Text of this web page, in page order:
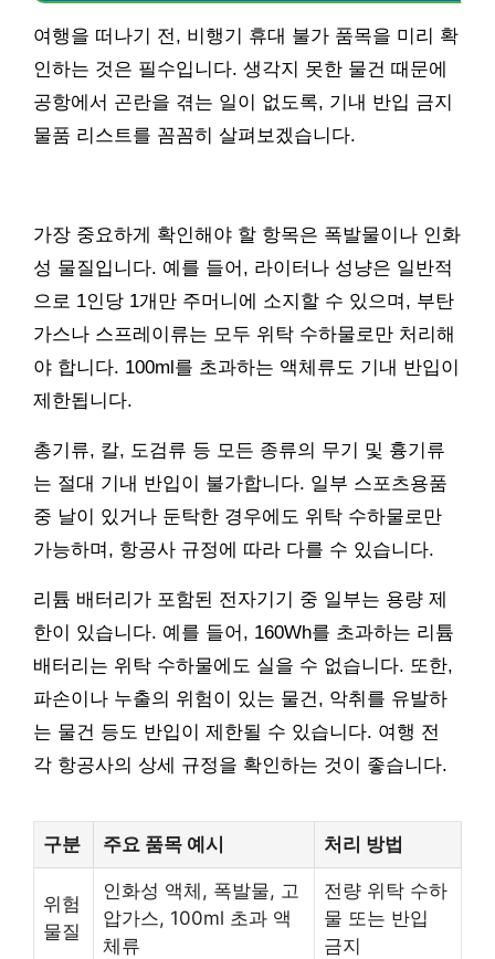
여행을 떠나기 전, 비행기 휴대 불가 품목을 미리 확
인하는 것은 필수입니다. 생각지 못한 물건 때문에
공항에서 곤란을 겪는 일이 없도록, 기내 반입 금지
물품 리스트를 꼼꼼히 살펴보겠습니다.
가장 중요하게 확인해야 할 항목은 폭발물이나 인화
성 물질입니다. 예를 들어, 라이터나 성냥은 일반적
으로 1인당 1개만 주머니에 소지할 수 있으며, 부탄
가스나 스프레이류는 모두 위탁 수하물로만 처리해
야 합니다. 100ml를 초과하는 액체류도 기내 반입이
제한됩니다.
총기류, 칼, 도검류 등 모든 종류의 무기 및 흉기류
는 절대 기내 반입이 불가합니다. 일부 스포츠용품
중 날이 있거나 둔탁한 경우에도 위탁 수하물로만
가능하며, 항공사 규정에 따라 다를 수 있습니다.
리튬 배터리가 포함된 전자기기 중 일부는 용량 제
한이 있습니다. 예를 들어, 160Wh를 초과하는 리튬
배터리는 위탁 수하물에도 실을 수 없습니다. 또한,
파손이나 누출의 위험이 있는 물건, 악취를 유발하
는 물건 등도 반입이 제한될 수 있습니다. 여행 전
각 항공사의 상세 규정을 확인하는 것이 좋습니다.
구분 주요 품목 예시 처리 방법
위험
물질
인화성 액체, 폭발물, 고
압가스, 100ml 초과 액
체류
전량 위탁 수하
물 또는 반입
금지